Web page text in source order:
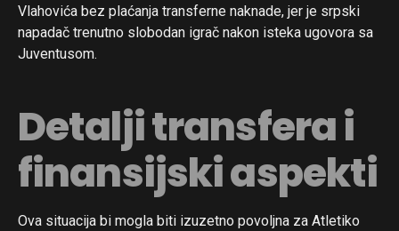
Vlahovića bez plaćanja transferne naknade, jer je srpski
napadač trenutno slobodan igrač nakon isteka ugovora sa
Juventusom.
Detalji transfera i
finansijski aspekti
Ova situacija bi mogla biti izuzetno povoljna za Atletiko